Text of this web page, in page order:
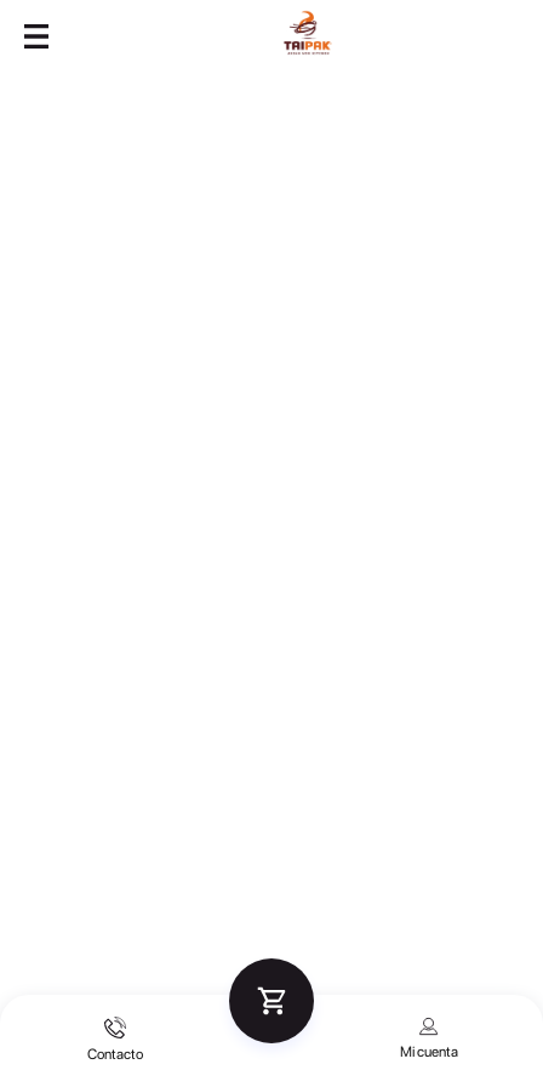
Contacto Mi cuenta